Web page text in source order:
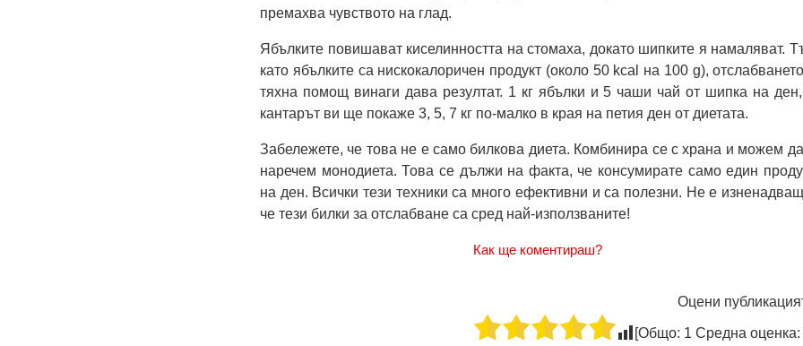
премахва чувството на глад.
Ябълките повишават киселинността на стомаха, докато шипките я намаляват.
като ябълките са нискокалоричен продукт (около 50 kcal на 100 g),
тяхна помощ винаги дава резултат. 1 кг ябълки и 5 чаши чай от шипка на
кантарът ви ще покаже 3, 5, 7 кг по-малко в края на петия ден от диетата.
Забележете, че това не е само билкова диета. Комбинира се с храна и можем
наречем монодиета. Това се дължи на факта, че консумирате само един
на ден. Всички тези техники са много ефективни и са полезни. Не е
че тези билки за отслабване са сред най-използваните!
Как ще коментираш?
Оцени
[Общо: 1 Средна оценка: